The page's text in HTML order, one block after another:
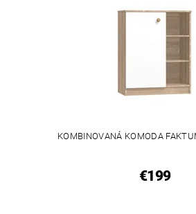
KOMBINOVANÁ KOMODA
€199